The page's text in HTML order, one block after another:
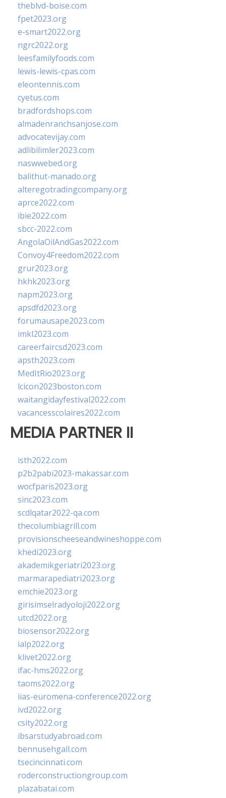
theblvd-boise.com
fpet2023.org
e-smart2022.org
ngrc2022.org
leesfamilyfoods.com
lewis-lewis-cpas.com
eleontennis.com
cyetus.com
bradfordshops.com
almadenranchsanjose.com
advocatevijay.com
adlibilimler2023.com
naswwebed.org
balithut-manado.org
alteregotradingcompany.org
aprce2022.com
ibie2022.com
sbcc-2022.com
AngolaOilAndGas2022.com
Convoy4Freedom2022.com
grur2023.org
hkhk2023.org
napm2023.org
apsdfd2023.org
forumausape2023.com
imkl2023.com
careerfaircsd2023.com
apsth2023.com
MedItRio2023.org
lcicon2023boston.com
waitangidayfestival2022.com
vacancesscolaires2022.com
MEDIA PARTNER II
isth2022.com
p2b2pabi2023-makassar.com
wocfparis2023.org
sinc2023.com
scdlqatar2022-qa.com
thecolumbiagrill.com
provisionscheeseandwineshoppe.com
khedi2023.org
akademikgeriatri2023.org
marmarapediatri2023.org
emchie2023.org
girisimselradyoloji2022.org
utcd2022.org
biosensor2022.org
ialp2022.org
klivet2022.org
ifac-hms2022.org
taoms2022.org
iias-euromena-conference2022.org
ivd2022.org
csity2022.org
ibsarstudyabroad.com
bennusehgall.com
tsecincinnati.com
roderconstructiongroup.com
plazabatai.com